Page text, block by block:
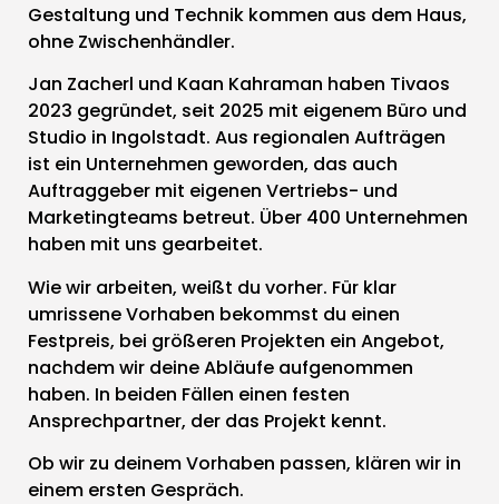
Gestaltung und Technik kommen aus dem Haus,
ohne Zwischenhändler.
Jan Zacherl und Kaan Kahraman haben Tivaos
2023 gegründet, seit 2025 mit eigenem Büro und
Studio in Ingolstadt. Aus regionalen Aufträgen
ist ein Unternehmen geworden, das auch
Auftraggeber mit eigenen Vertriebs- und
Marketingteams betreut. Über 400 Unternehmen
haben mit uns gearbeitet.
Wie wir arbeiten, weißt du vorher. Für klar
umrissene Vorhaben bekommst du einen
Festpreis, bei größeren Projekten ein Angebot,
nachdem wir deine Abläufe aufgenommen
haben. In beiden Fällen einen festen
Ansprechpartner, der das Projekt kennt.
Ob wir zu deinem Vorhaben passen, klären wir in
einem ersten Gespräch.